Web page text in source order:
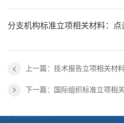
分支机构标准立项相关材料： 点
上一篇：技术报告立项相关材
下一篇：国际组织标准立项相